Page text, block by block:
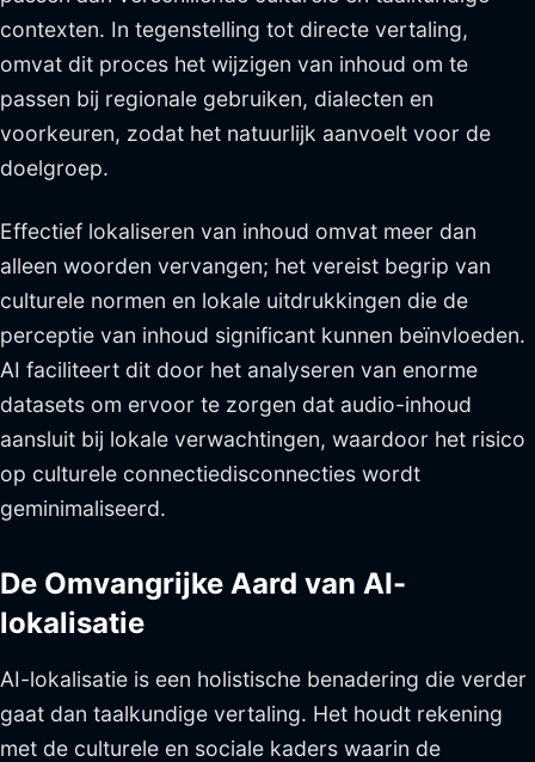
contexten. In tegenstelling tot directe vertaling,
omvat dit proces het wijzigen van inhoud om te
passen bij regionale gebruiken, dialecten en
voorkeuren, zodat het natuurlijk aanvoelt voor de
doelgroep.
Effectief lokaliseren van inhoud omvat meer dan
alleen woorden vervangen; het vereist begrip van
culturele normen en lokale uitdrukkingen die de
perceptie van inhoud significant kunnen beïnvloeden.
AI faciliteert dit door het analyseren van enorme
datasets om ervoor te zorgen dat audio-inhoud
aansluit bij lokale verwachtingen, waardoor het risico
op culturele connectiedisconnecties wordt
geminimaliseerd.
De Omvangrijke Aard van AI-
lokalisatie
AI-lokalisatie is een holistische benadering die verder
gaat dan taalkundige vertaling. Het houdt rekening
met de culturele en sociale kaders waarin de